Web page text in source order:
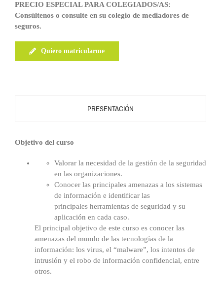
PRECIO ESPECIAL PARA COLEGIADOS/AS:
Consúltenos o consulte en su colegio de mediadores de
seguros.
Quiero matricularme
PRESENTACIÓN
Objetivo del curso
Valorar la necesidad de la gestión de la seguridad
en las organizaciones.
Conocer las principales amenazas a los sistemas
de información e identificar las
principales herramientas de seguridad y su
aplicación en cada caso.
El principal objetivo de este curso es conocer las
amenazas del mundo de las tecnologías de la
información: los virus, el “malware”, los intentos de
intrusión y el robo de información confidencial, entre
otros.